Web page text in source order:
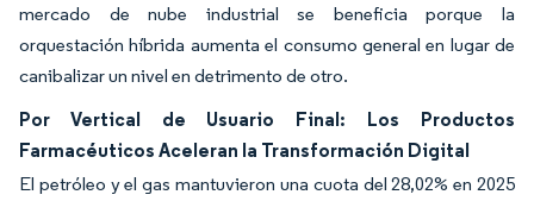
mercado de nube industrial se beneficia porque la
orquestación híbrida aumenta el consumo general en lugar de
canibalizar un nivel en detrimento de otro.
Por Vertical de Usuario Final: Los Productos
Farmacéuticos Aceleran la Transformación Digital
El petróleo y el gas mantuvieron una cuota del 28,02% en 2025